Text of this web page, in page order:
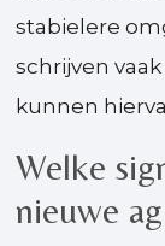
stabielere
schrijven
kunnen
Welke
nieuwe